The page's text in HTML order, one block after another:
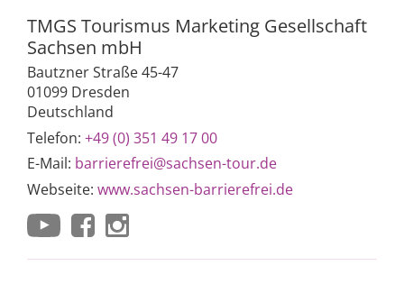
TMGS Tourismus Marketing Gesellschaft
Sachsen mbH
Bautzner Straße 45-47
01099 Dresden
Deutschland
Telefon: +49 (0) 351 49 17 00
E-Mail: barrierefrei@sachsen-tour.de
Webseite: www.sachsen-barrierefrei.de